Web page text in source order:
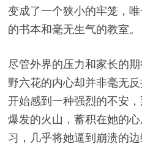
变成了一个狭小的牢笼，
的书本和毫无生气的教室。
尽管外界的压力和家长的
野六花的内心却并非毫无
开始感到一种强烈的不安
爆发的火山，蓄积在她的
习，几乎将她逼到崩溃的